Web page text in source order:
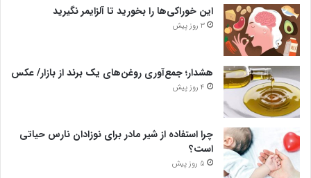
این خوراکی‌ها را بخورید تا آلزایمر نگیرید
3 روز پیش
هشدار؛ جمع‌آوری روغن‌های یک برند از بازار/ عکس
4 روز پیش
چرا استفاده از شیر مادر برای نوزادان نارس حیاتی
است؟
5 روز پیش